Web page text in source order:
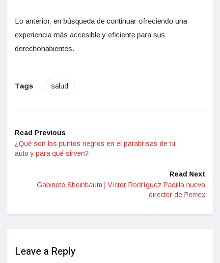
Lo anterior, en búsqueda de continuar ofreciendo una
experiencia más accesible y eficiente para sus
derechohabientes.
Tags : salud
Read Previous
¿Qué son los puntos negros en el parabrisas de tu
auto y para qué sirven?
Read Next
Gabinete Sheinbaum | Víctor Rodríguez Padilla nuevo
director de Pemex
Leave a Reply